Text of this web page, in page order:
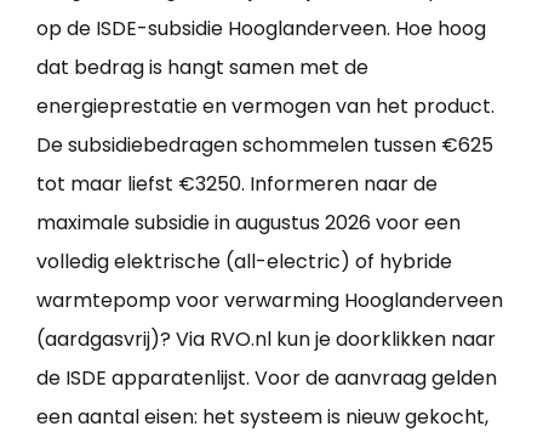
op de ISDE-subsidie Hooglanderveen. Hoe hoog
dat bedrag is hangt samen met de
energieprestatie en vermogen van het product.
De subsidiebedragen schommelen tussen €625
tot maar liefst €3250. Informeren naar de
maximale subsidie in augustus 2026 voor een
volledig elektrische (all-electric) of hybride
warmtepomp voor verwarming Hooglanderveen
(aardgasvrij)? Via RVO.nl kun je doorklikken naar
de ISDE apparatenlijst. Voor de aanvraag gelden
een aantal eisen: het systeem is nieuw gekocht,